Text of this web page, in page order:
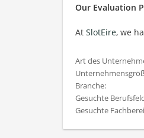
Our Evaluation
At SlotEire, we
Art des
Branche:
Gesuchte
Gesuchte